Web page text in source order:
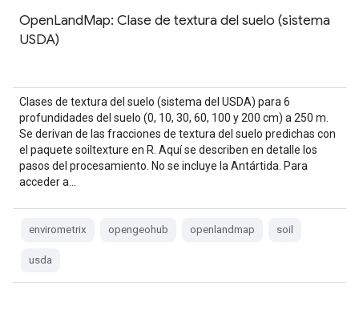
OpenLandMap: Clase de textura del suelo (sistema
USDA)
Clases de textura del suelo (sistema del USDA) para 6
profundidades del suelo (0, 10, 30, 60, 100 y 200 cm) a 250 m.
Se derivan de las fracciones de textura del suelo predichas con
el paquete soiltexture en R. Aquí se describen en detalle los
pasos del procesamiento. No se incluye la Antártida. Para
acceder a…
envirometrix opengeohub openlandmap soil
usda